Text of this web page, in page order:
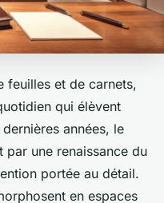
feuilles et de carnets,
qui élèvent
années, le
par une renaissance du
portée au détail.
en espaces